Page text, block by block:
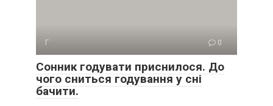
Г 0
Сонник годувати приснилося. До
чого сниться годування у сні
бачити.